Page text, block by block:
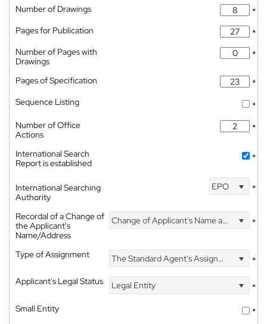
Number of Drawings
*
Pages for Publication
*
Number of Pages with
Drawings
*
Pages of Specification
*
Sequence Listing
*
Number of Office
Actions
*
International Search
Report is established
*
International Searching
Authority
EPO *
Recordal of a Change of
the Applicant's
Name/Address
Change of Applicant's Name and Address *
Type of Assignment The Standard Agent's Assignment
*
Applicant's Legal Status
Legal Entity
*
Small Entity
*